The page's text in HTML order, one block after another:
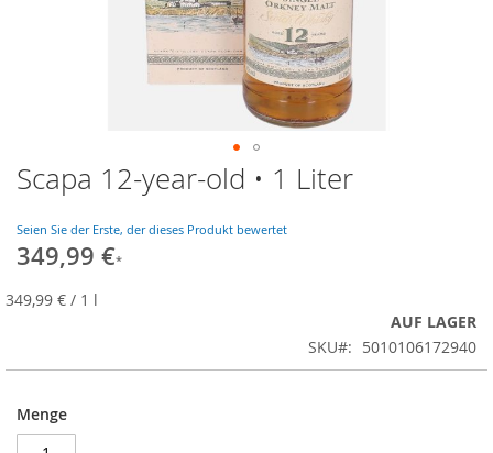
Zum
Anfang
Bildgalerie
springen
Scapa 12-year-old • 1 Liter
Seien Sie der Erste, der dieses Produkt bewertet
349,99 €
349,99 € / 1 l
AUF LAGER
SKU
5010106172940
Menge